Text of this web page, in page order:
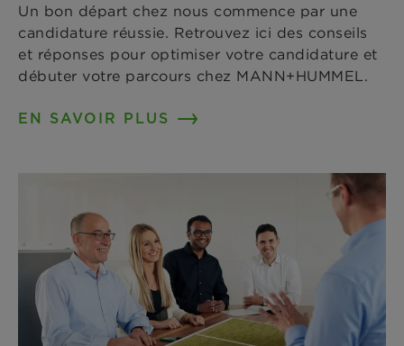
Un bon départ chez nous commence par une
candidature réussie. Retrouvez ici des conseils
et réponses pour optimiser votre candidature et
débuter votre parcours chez MANN+HUMMEL.
EN SAVOIR PLUS